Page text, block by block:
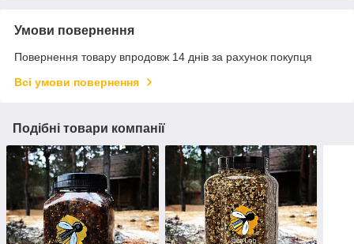
Умови повернення
Повернення товару впродовж 14 днів за рахунок покупця
Всі умови повернення
Подібні товари компанії